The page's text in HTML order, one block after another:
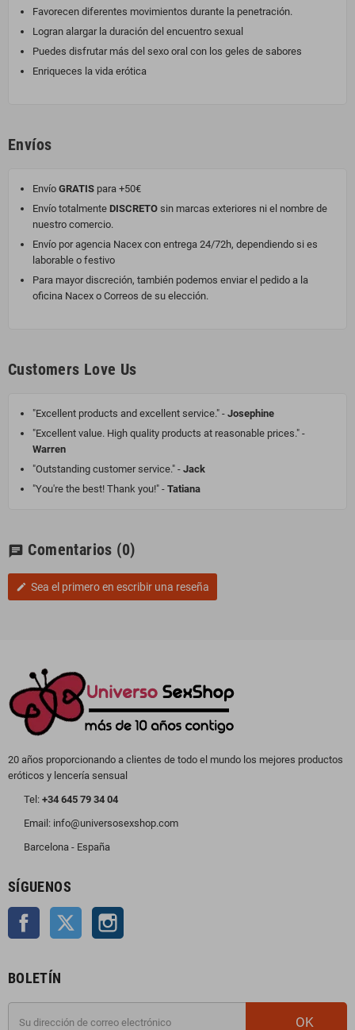
Favorecen diferentes movimientos durante la penetración.
Logran alargar la duración del encuentro sexual
Puedes disfrutar más del sexo oral con los geles de sabores
Enriqueces la vida erótica
Envíos
Envío GRATIS para +50€
Envío totalmente DISCRETO sin marcas exteriores ni el nombre de
nuestro comercio.
Envío por agencia Nacex con entrega 24/72h, dependiendo si es
laborable o festivo
Para mayor discreción, también podemos enviar el pedido a la
oficina Nacex o Correos de su elección.
Customers Love Us
"Excellent products and excellent service." - Josephine
"Excellent value. High quality products at reasonable prices." -
Warren
"Outstanding customer service." - Jack
"You're the best! Thank you!" - Tatiana
chat Comentarios (0)
edit Sea el primero en escribir una reseña
20 años proporcionando a clientes de todo el mundo los mejores productos
eróticos y lencería sensual
Tel: +34 645 79 34 04
Email: info@universosexshop.com
Barcelona - España
SÍGUENOS
Facebook Twitter
BOLETÍN
OK